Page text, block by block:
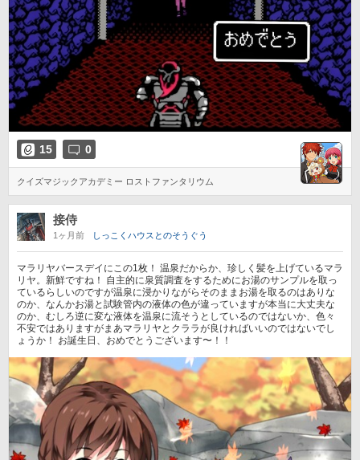
15 0
クイズマジックアカデミー ロストファンタリウム
接侍
1ヶ月前 しっこくハウスとのそうぐう
マラリヤバースデイにこの1枚！ 温泉だからか、珍しく髪を上げているマラ
リヤ。新鮮ですね！ 自主的に泉質調査をするためにお湯のサンプルを取っ
ているらしいのですが温泉に浸かりながらそのままお湯を取るのはありな
のか、なんかお湯と試験管内の液体の色が違っていますが本当に大丈夫な
のか、むしろ逆に変な液体を温泉に流そうとしているのではないか、色々
不安ではありますがまあマラリヤとクララが良ければいいのではないでし
ょうか！ お誕生日、おめでとうございます〜！！